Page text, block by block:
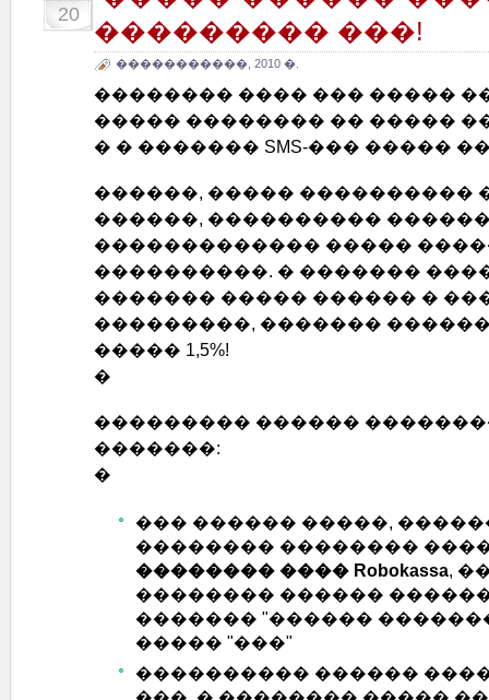
20
��������� ���!
�����������, 2010 �.
�������� ���� ��� �����
����� �������� �� �����
� � ������� SMS-��� �����
������, ����� ����������
������, ����������
������������� �����
����������. � �������
������� ����� ������ �
���������, �������
����� 1,5%!
�
��������� ������
�������:
�
��� ������ �����,
�������� ��������
�������� ���� Robokassa,
�������� ������
������� "������
����� "���"
���������� ������